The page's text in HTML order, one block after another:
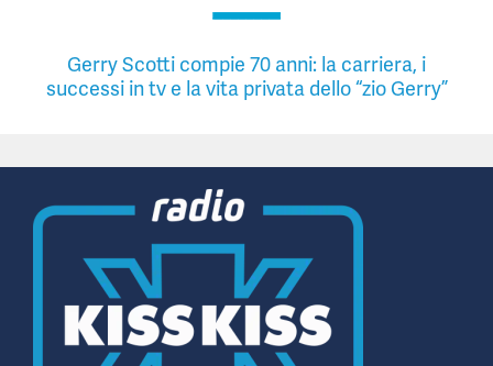
Gerry Scotti compie 70 anni: la carriera, i
successi in tv e la vita privata dello “zio Gerry”